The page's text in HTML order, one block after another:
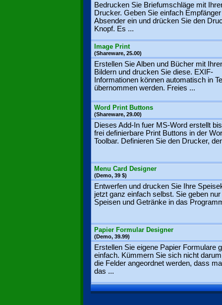
Bedrucken Sie Briefumschläge mit
Drucker. Geben Sie einfach
Absender ein und drücken Sie den
Knopf. Es ...
Image Print
(Shareware, 25.00)
Erstellen Sie Alben und Bücher mit
Bildern und drucken Sie diese. EXIF-
Informationen können automatisch in
übernommen werden. Freies ...
Word Print Buttons
(Shareware, 29.00)
Dieses Add-In fuer MS-Word erstellt
frei definierbare Print Buttons in der
Toolbar. Definieren Sie den Drucker,
Menu Card Designer
(Demo, 39 $)
Entwerfen und drucken Sie Ihre
jetzt ganz einfach selbst. Sie geben nur
Speisen und Getränke in das
Papier Formular Designer
(Demo, 39.99)
Erstellen Sie eigene Papier Formulare
einfach. Kümmern Sie sich nicht
die Felder angeordnet werden, dass
das ...